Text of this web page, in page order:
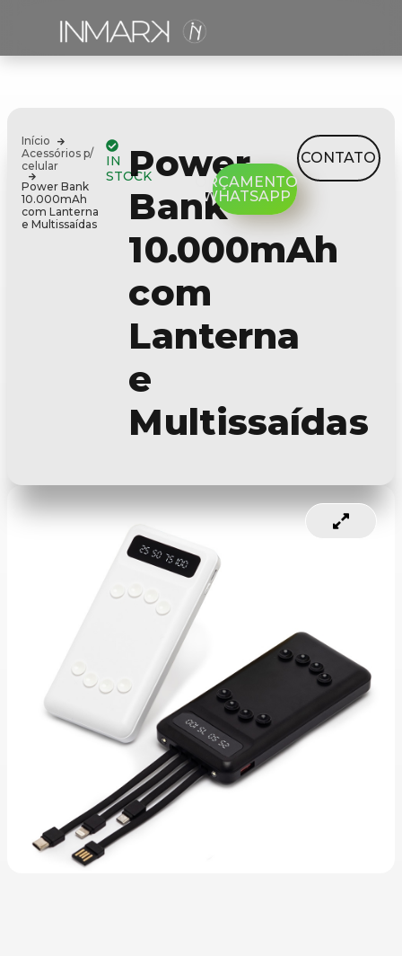
Início
Acessórios p/
celular
Power Bank
10.000mAh
com Lanterna
e Multissaídas
IN
STOCKPower
Bank
10.000mAh
com
Lanterna
e
Multissaídas
ORÇAMENTO
WHATSAPP
CONTATO